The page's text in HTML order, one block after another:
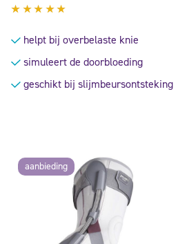
4.73 uit
5 helpt bij overbelaste knie
simuleert de doorbloeding
geschikt bij slijmbeursontsteking
aanbieding